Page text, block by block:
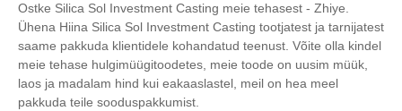
Ostke Silica Sol Investment Casting meie tehasest - Zhiye.
Ühena Hiina Silica Sol Investment Casting tootjatest ja tarnijatest
saame pakkuda klientidele kohandatud teenust. Võite olla kindel
meie tehase hulgimüügitoodetes, meie toode on uusim müük,
laos ja madalam hind kui eakaaslastel, meil on hea meel
pakkuda teile sooduspakkumist.